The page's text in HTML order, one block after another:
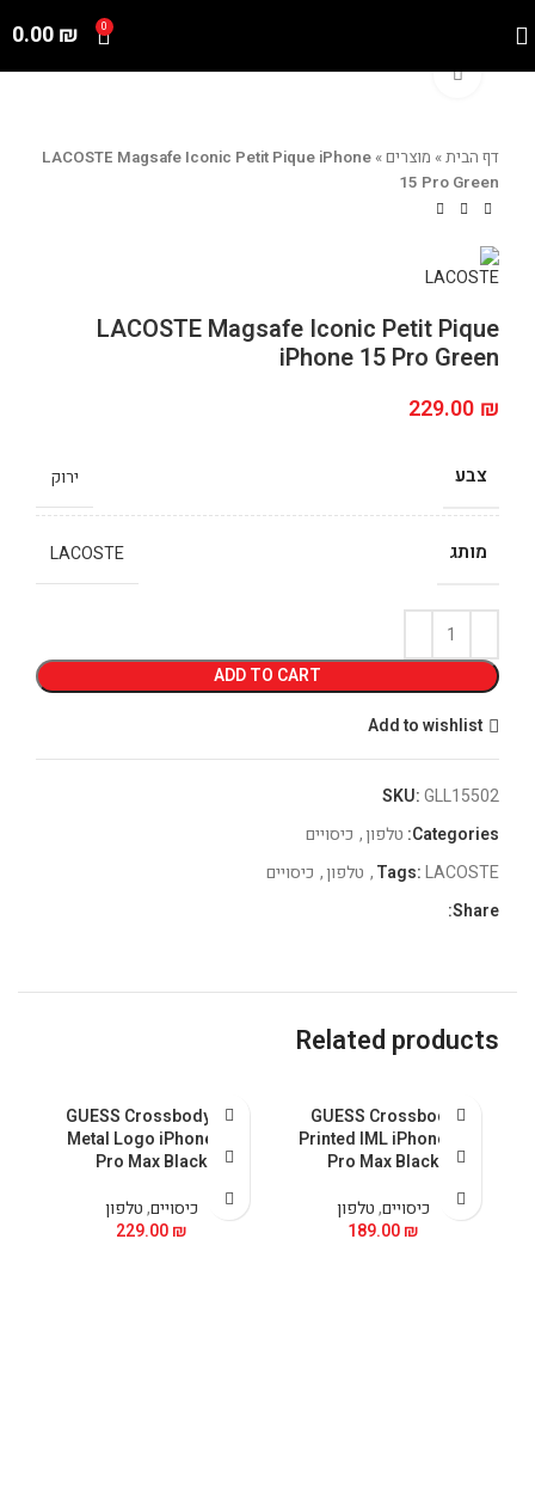
0
0.00₪
Click to enlarge
דף הבית» מוצרים»
LACOSTE Magsafe Iconic Petit Pique iPhone
15 Pro Green
LACOSTE Magsafe Iconic Petit Pique
iPhone 15 Pro Green
229.00 ₪
צבע ירוק
מותג LACOSTE
ADD TO CART
Add to wishlist
SKU:GLL15502
Categories: טלפון, כיסויים
Tags:LACOSTE
, טלפון, כיסויים
Share:
Related products
GUESS Crossbody
Printed IML iPhone 15
Pro Max Black
כיסויים,טלפון
189.00₪
GUESS Crossbody PU
Metal Logo iPhone 15
Pro Max Black
כיסויים,טלפון
229.00₪